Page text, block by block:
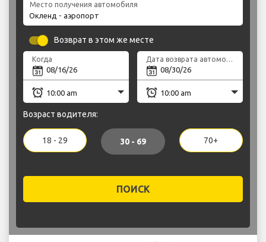
Место получения автомобиля
Возврат в этом же месте
Когда Дата возврата автомобиля
Возраст водителя:
18 - 29 30 - 69 70+
ПОИСК